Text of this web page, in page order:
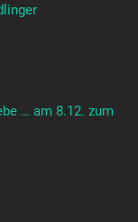
… am 8.12. zum